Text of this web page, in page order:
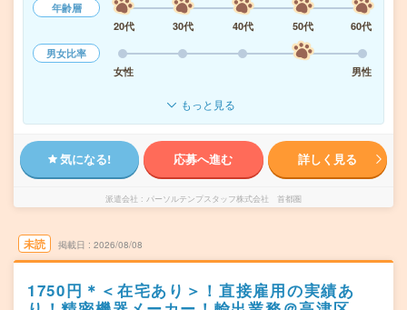
年齢層
20代
30代 40代 50代
60代
男女比率
女性
男性
もっと見る
気になる! 応募へ進む 詳しく見る
派遣会社 パーソルテンプスタッフ株式会社 首都圏
未読 掲載日 2026/08/08
1750円＊＜在宅あり＞！直接雇用の実績あ